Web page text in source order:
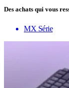
Des achats qui vous
MX Série